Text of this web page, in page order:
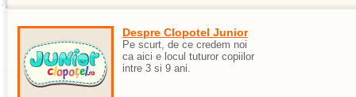
Despre Clopotel Junior
Pe scurt, de ce credem noi
ca aici e locul tuturor copiilor
intre 3 si 9 ani.